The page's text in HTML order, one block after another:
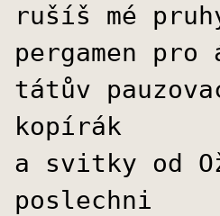
rušíš mé
pergamen pro
tátův
kopírák
a svitky od
poslechni